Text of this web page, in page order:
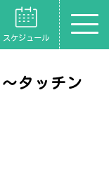
スケジュール
タッチン